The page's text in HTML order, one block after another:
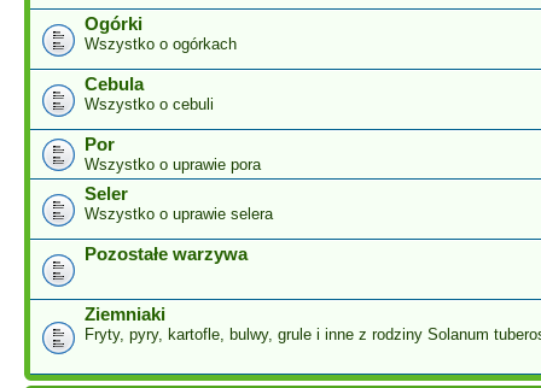
Ogórki
Wszystko o ogórkach
Cebula
Wszystko o cebuli
Por
Wszystko o uprawie pora
Seler
Wszystko o uprawie selera
Pozostałe warzywa
Ziemniaki
Fryty, pyry, kartofle, bulwy, grule i inne z rodziny Solanum